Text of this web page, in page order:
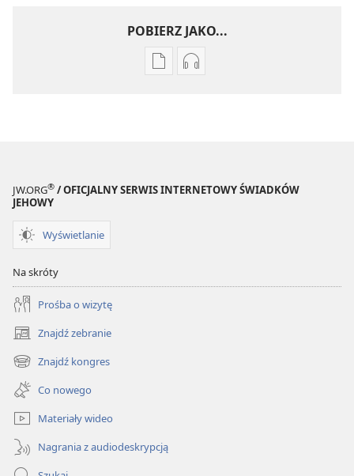
POBIERZ JAKO...
Ustawienia
Lipiec 2009
Ustawienia
Lipiec 2009
JW.ORG® / OFICJALNY SERWIS INTERNETOWY ŚWIADKÓW
JEHOWY
Wyświetlanie
Na skróty
Prośba o wizytę
Znajdź zebranie
(opens
new
window)
Znajdź kongres
(opens
new
window)
Co nowego
Materiały wideo
Nagrania z audiodeskrypcją